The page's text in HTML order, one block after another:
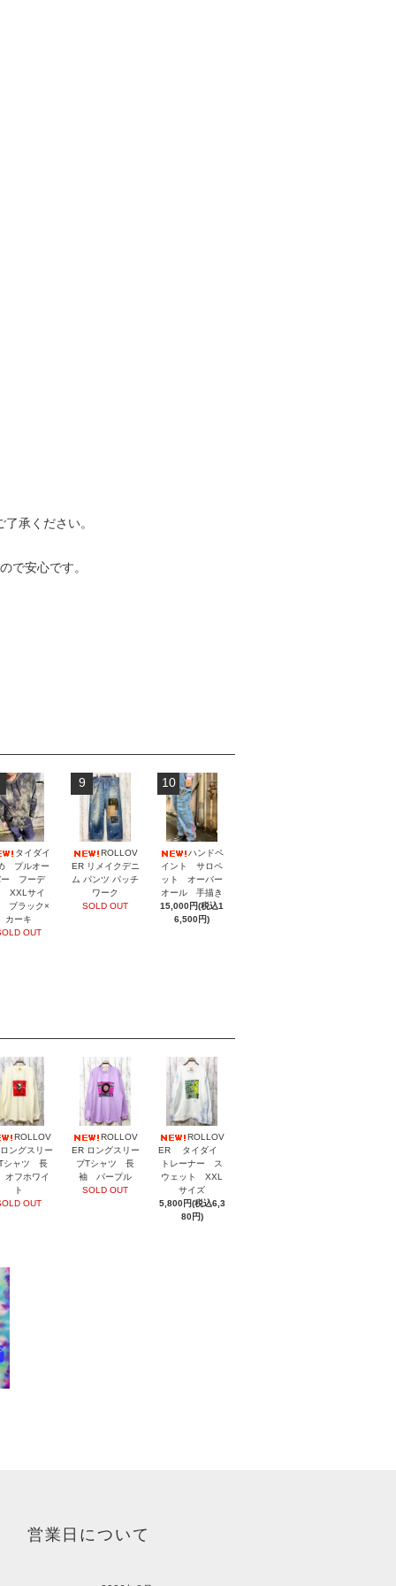
承ください。
で安心です。
タイダイ
プルオー
ー フーデ
XXLサイ
ブラック×
カーキ
OUT
9
ROLLOV
ER リメイクデニ
ム パンツ パッチ
ワーク
SOLD OUT
10
ハンドペ
イント サロペ
ット オーバー
オール 手描き
15,000円(税込1
6,500円)
ROLLOV
ングスリー
シャツ 長
フホワイ
ト
OUT
ROLLOV
ER ロングスリー
ブTシャツ 長
袖 パープル
SOLD OUT
ROLLOV
ER タイダイ
トレーナー ス
ウェット XXL
サイズ
5,800円(税込6,3
80円)
営業日について